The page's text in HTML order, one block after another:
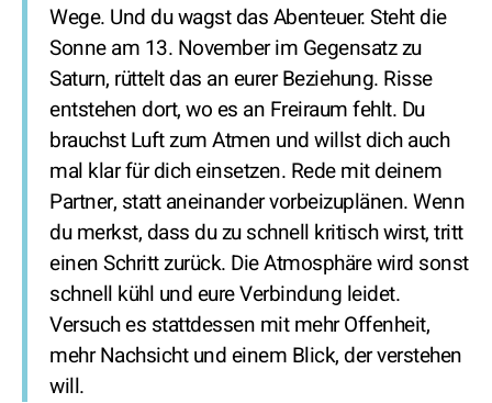
Wege. Und du wagst das Abenteuer. Steht die
Sonne am 13. November im Gegensatz zu
Saturn, rüttelt das an eurer Beziehung. Risse
entstehen dort, wo es an Freiraum fehlt. Du
brauchst Luft zum Atmen und willst dich auch
mal klar für dich einsetzen. Rede mit deinem
Partner, statt aneinander vorbeizuplänen. Wenn
du merkst, dass du zu schnell kritisch wirst, tritt
einen Schritt zurück. Die Atmosphäre wird sonst
schnell kühl und eure Verbindung leidet.
Versuch es stattdessen mit mehr Offenheit,
mehr Nachsicht und einem Blick, der verstehen
will.